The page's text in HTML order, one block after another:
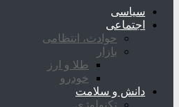
سیاسی
اجتماعی
حوادث، انتظامی
بازار
طلا و ارز
خودرو
دانش و سلامت
تکنولوژی